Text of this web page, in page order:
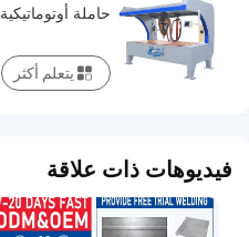
حاملة أوتوماتيكية 2500KG
يتعلم أكثر
فيديوهات ذات علاقة